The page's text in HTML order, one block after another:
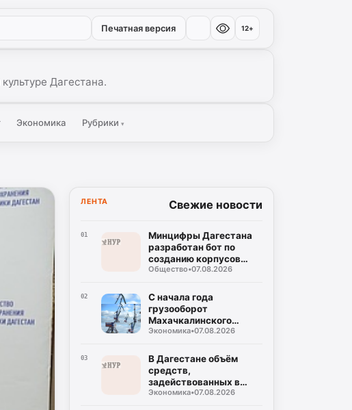
Печатная версия 12+
Дагестана.
Экономика Рубрики▾
ЛЕНТА Свежие новости
01
Минцифры Дагестана
разработан бот по
созданию корпусов
национальных языков
Общество•07.08.2026
02
С начала года
грузооборот
Махачкалинского
морского торгового
2,49 млн тонн
Экономика•07.08.2026
03
В Дагестане объём
средств,
задействованных в
прорывных
Экономика•07.08.2026